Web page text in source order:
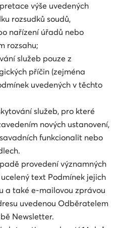
výše uvedených
rozsudků soudů,
nařízení úřadů nebo
rozsahu;
služeb pouze z
příčin (zejména
uvedených v těchto
služeb, pro které
nových ustanovení,
funkcionalit nebo
provedení významných
text Podmínek jejich
a také e-mailovou zprávou
uvedenou Odběratelem
Newsletter.